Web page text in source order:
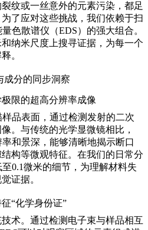
纹或一丝意外的元素污染，都足
了应对这些挑战，我们依赖于扫
色散谱仪（EDS）的强大组合。
纳米尺度上搜寻证据，为每一个
。
成分的同步洞察
限的超高分辨率成像
品表面，通过检测发射的二次
。与传统的光学显微镜相比，
和景深，能够清晰地揭示断口
构等微观特征。在我们的日常分
0.1微米的细节，为理解材料失
证据。
“化学身份证”
术。通过检测电子束与样品相互